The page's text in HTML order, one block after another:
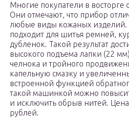
Многие покупатели в
Они отмечают, что прибор
любые виды кожаных изделий.
подходит для шитья ремней,
дубленок. Такой результат
высокого подъема лапки (22
челнока и тройного
капельную смазку и
встроенной функцией
такой машинкой можно
и исключить обрыв нитей.
рублей.